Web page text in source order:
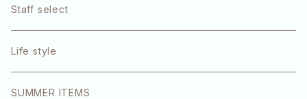
1DK
エクラリティ
E-STANDARD
Staff select
Life style
SUMMER ITEMS